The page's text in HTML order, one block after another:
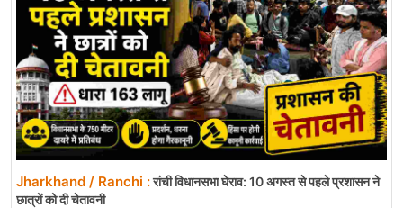
Jharkhand / Ranchi :रांची विधानसभा घेराव: 10 अगस्त से पहले प्रशासन ने
छात्रों को दी चेतावनी